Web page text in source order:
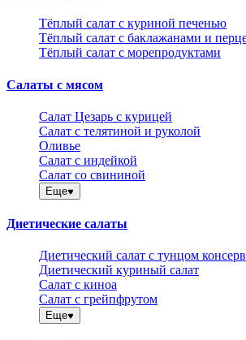
Тёплый салат с куриной печенью
Тёплый салат с баклажанами и
Тёплый салат с морепродуктами
Салаты с мясом
Салат Цезарь с курицей
Салат с телятиной и руколой
Оливье
Салат с индейкой
Салат со свининой
Еще
Диетические салаты
Диетический салат с тунцом
Диетический куриный салат
Салат с киноа
Салат с грейпфрутом
Еще